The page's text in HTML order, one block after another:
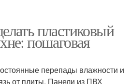
пластиковый
пошаговая
перепады влажности и
от плиты. Панели из ПВХ